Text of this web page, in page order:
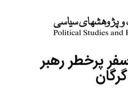
پرخطر رهبر